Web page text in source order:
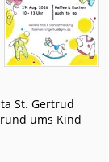
St. Gertrud
ums Kind